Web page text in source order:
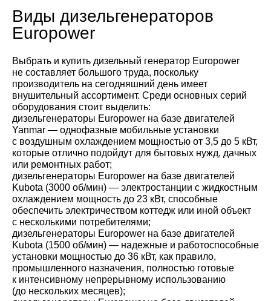
Виды дизельгенераторов
Europower
Выбрать и купить дизельный генератор Europower
не составляет большого труда, поскольку
производитель на сегодняшний день имеет
внушительный ассортимент. Среди основных серий
оборудования стоит выделить:
дизельгенераторы Europower на базе двигателей
Yanmar — однофазные мобильные установки
с воздушным охлаждением мощностью от 3,5 до 5 кВт,
которые отлично подойдут для бытовых нужд, дачных
или ремонтных работ;
дизельгенераторы Europower на базе двигателей
Kubota (3000 об/мин) — электростанции с жидкостным
охлаждением мощность до 23 кВт, способные
обеспечить электричеством коттедж или иной объект
с несколькими потребителями;
дизельгенераторы Europower на базе двигателей
Kubota (1500 об/мин) — надежные и работоспособные
установки мощностью до 36 кВт, как правило,
промышленного назначения, полностью готовые
к интенсивному непрерывному использованию
(до нескольких месяцев);